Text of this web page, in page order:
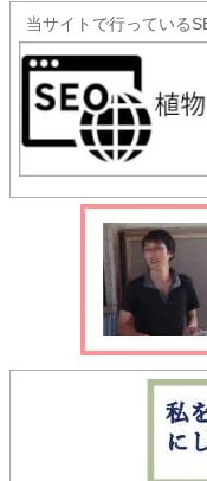
当サイトで行っている